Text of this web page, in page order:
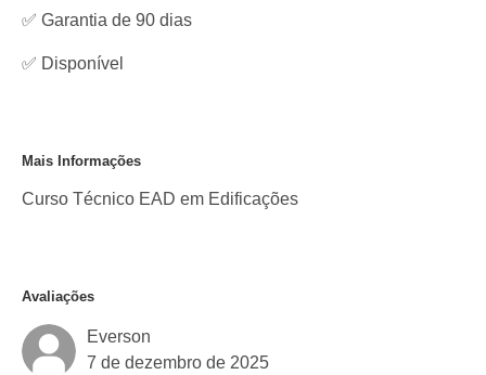
✅ Garantia de 90 dias
✅ Disponível
Mais Informações
Curso Técnico EAD em Edificações
Avaliações
Everson
7 de dezembro de 2025